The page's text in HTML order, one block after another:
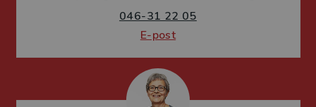
046-31 22 05
E-post